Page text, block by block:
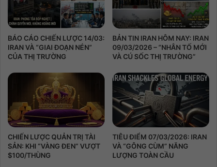
BÁO CÁO CHIẾN LƯỢC 14/03:
IRAN VÀ “GIAI ĐOẠN NÉN”
CỦA THỊ TRƯỜNG
BẢN TIN IRAN HÔM NAY: IRAN
09/03/2026 – “NHÂN TỐ MỚI
VÀ CÚ SỐC THỊ TRƯỜNG”
CHIẾN LƯỢC QUẢN TRỊ TÀI
SẢN: KHI “VÀNG ĐEN” VƯỢT
$100/THÙNG
TIÊU ĐIỂM 07/03/2026: IRAN
VÀ “GÔNG CÙM” NĂNG
LƯỢNG TOÀN CẦU